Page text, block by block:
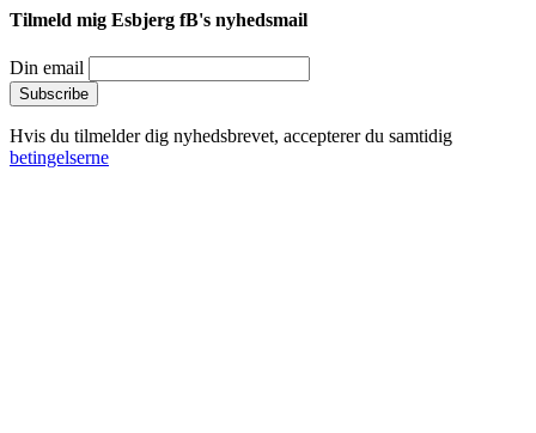
Tilmeld mig Esbjerg fB's nyhedsmail
Din email
Hvis du tilmelder dig nyhedsbrevet, accepterer du samtidig
betingelserne